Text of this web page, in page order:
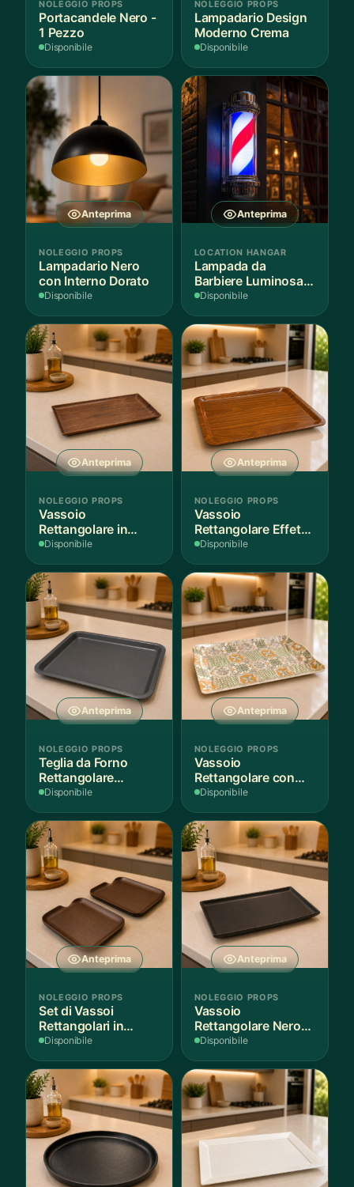
NOLEGGIO PROPS
Portacandele Nero -
1 Pezzo
Disponibile
NOLEGGIO PROPS
Lampadario Design
Moderno Crema
Disponibile
Anteprima
NOLEGGIO PROPS
Lampadario Nero
con Interno Dorato
Disponibile
Anteprima
LOCATION HANGAR
Lampada da
Barbiere Luminosa
Rotante
Disponibile
Anteprima
NOLEGGIO PROPS
Vassoio
Rettangolare in
Legno Scuro
Disponibile
Anteprima
NOLEGGIO PROPS
Vassoio
Rettangolare Effetto
Legno
Disponibile
Anteprima
NOLEGGIO PROPS
Teglia da Forno
Rettangolare
Antiaderente
Disponibile
Anteprima
NOLEGGIO PROPS
Vassoio
Rettangolare con
Fantasia
Disponibile
Anteprima
NOLEGGIO PROPS
Set di Vassoi
Rettangolari in
Finitura Legno
Disponibile
Anteprima
NOLEGGIO PROPS
Vassoio
Rettangolare Nero
Opaco
Disponibile